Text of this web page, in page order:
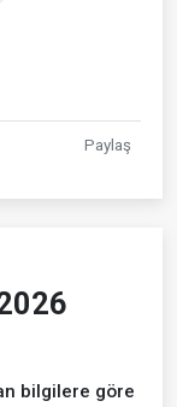
Paylaş
bilgilere göre